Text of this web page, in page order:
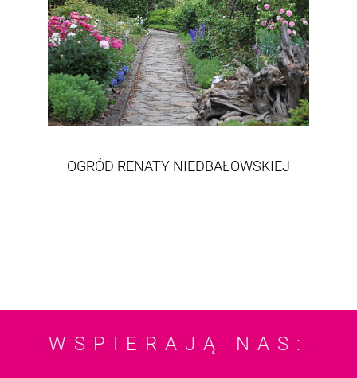
OGRÓD RENATY NIEDBAŁOWSKIEJ
WSPIERAJĄ NAS: